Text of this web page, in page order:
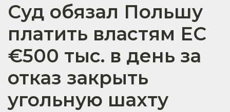
Суд обязал Польшу
платить властям ЕС
€500 тыс. в день за
отказ закрыть
угольную шахту